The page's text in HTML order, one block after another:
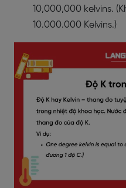
10,000,000 kelvins.
10.000.000 Kelvins.)